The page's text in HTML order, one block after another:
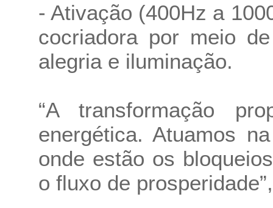
- Ativação (400Hz a
cocriadora por meio
alegria e iluminação.
“A transformação
energética. Atuamos
onde estão os
o fluxo de